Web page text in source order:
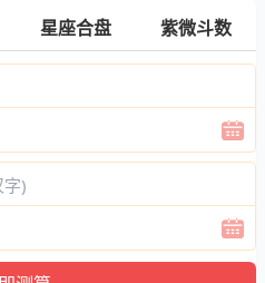
星座合盘 紫微斗数